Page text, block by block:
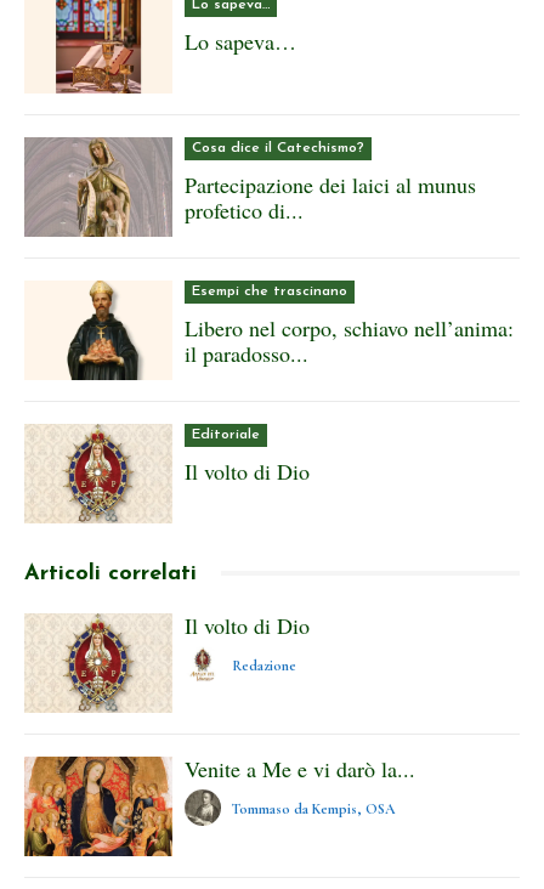
Lo sapeva…
Lo sapeva…
Cosa dice il Catechismo?
Partecipazione dei laici al munus
profetico di...
Esempi che trascinano
Libero nel corpo, schiavo nell’anima:
il paradosso...
Editoriale
Il volto di Dio
Articoli correlati
Il volto di Dio
Redazione
Venite a Me e vi darò la...
Tommaso da Kempis, OSA